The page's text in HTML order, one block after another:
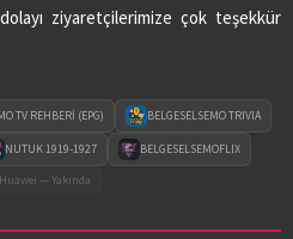
ziyaretçilerimize çok teşekkür
TV REHBERİ (EPG) BELGESELSEMO TRIVIA
NUTUK 1919-1927
BELGESELSEMOFLIX
— Yakında